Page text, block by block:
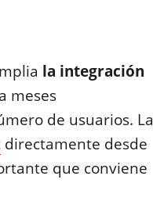
la integración
meses
de usuarios. La
directamente desde
que conviene